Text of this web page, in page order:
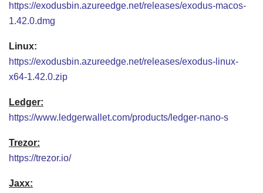
https://exodusbin.azureedge.net/releases/exodus-macos-
1.42.0.dmg
Linux:
https://exodusbin.azureedge.net/releases/exodus-linux-
x64-1.42.0.zip
Ledger:
https://www.ledgerwallet.com/products/ledger-nano-s
Trezor:
https://trezor.io/
Jaxx: